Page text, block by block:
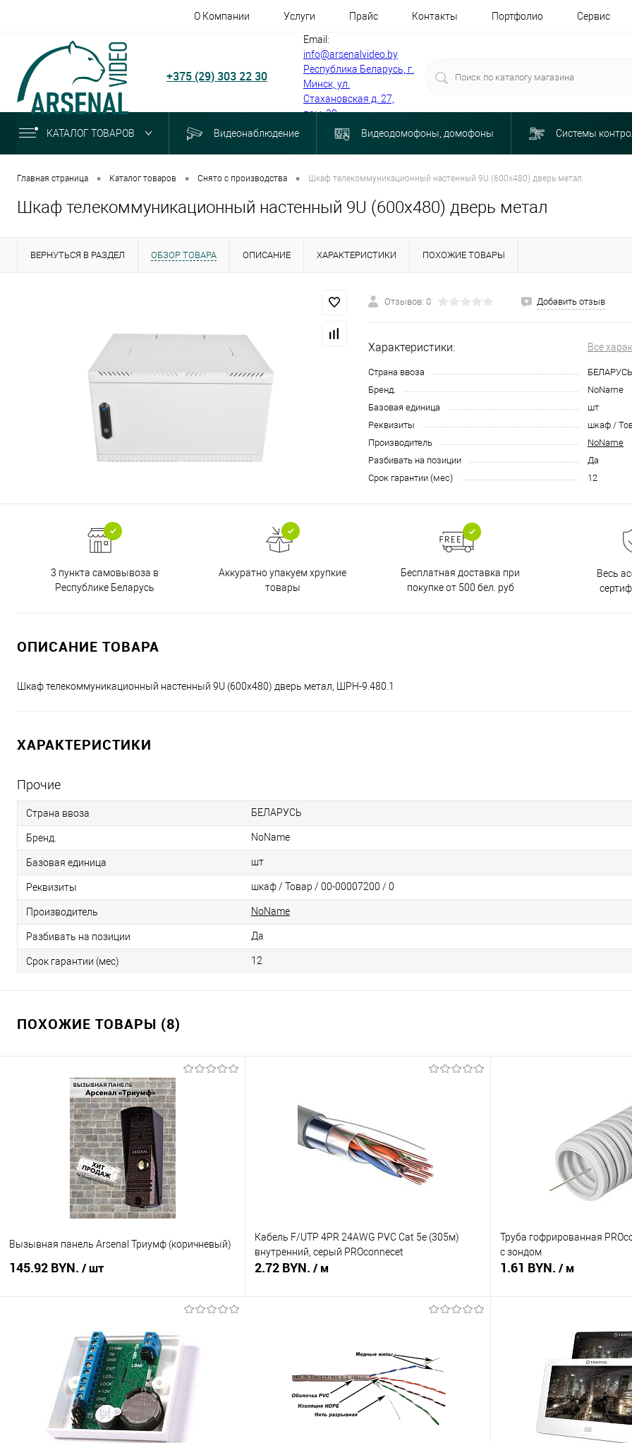
О Компании Услуги Прайс Контакты Портфолио Сервис
+375 (29) 303 22 30
Email:
info@arsenalvideo.by
Республика Беларусь, г.
Минск, ул.
Стахановская д. 27,
пом. 30
КАТАЛОГ ТОВАРОВ Видеонаблюдение Видеодомофоны, домофоны Системы
Главная страница • Каталог товаров • Снято с производства • Шкаф телекоммуникационный настенный 9U (600x480) дверь метал
Шкаф телекоммуникационный настенный 9U (600x480) дверь метал
ВЕРНУТЬСЯ В РАЗДЕЛ ОБЗОР ТОВАРА ОПИСАНИЕ ХАРАКТЕРИСТИКИ ПОХОЖИЕ ТОВАРЫ
Отзывов: 0 Добавить отзыв
Характеристики: Все
Страна ввоза
БЕЛАРУСЬ
Бренд.
NoName
Базовая единица
шт
Реквизиты
шкаф /
Производитель
NoName
Разбивать на позиции
Да
Срок гарантии (мес)
12
3 пункта самовывоза в
Республике Беларусь
Аккуратно упакуем хрупкие
товары
Бесплатная доставка при
покупке от 500 бел. руб
Весь
ОПИСАНИЕ ТОВАРА
Шкаф телекоммуникационный настенный 9U (600x480) дверь метал, ШРН-9.480.1
ХАРАКТЕРИСТИКИ
Прочие
Страна ввоза БЕЛАРУСЬ
Бренд. NoName
Базовая единица шт
Реквизиты шкаф / Товар / 00-00007200 / 0
Производитель NoName
Разбивать на позиции Да
Срок гарантии (мес) 12
ПОХОЖИЕ ТОВАРЫ (8)
Вызывная панель Arsenal Триумф (коричневый)
145.92 BYN. / шт
Купить в 1 клик
Сравнение
В избранное
В наличии
Кабель F/UTP 4PR 24AWG PVC Cat 5е (305м)
внутренний, серый PROconnecеt
2.72 BYN. / м
Сравнение
В избранное
В наличии
Труба гофрированная
с зондом
1.61 BYN. / м
Купить в 1 клик
В избранное